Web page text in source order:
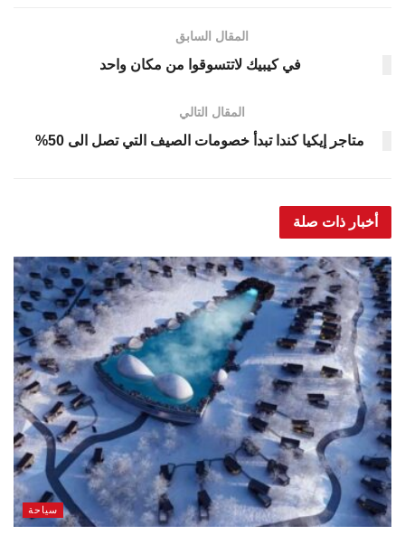
المقال السابق
في كيبيك لاتتسوقوا من مكان واحد
المقال التالي
متاجر إيكيا كندا تبدأ خصومات الصيف التي تصل الى 50%
أخبار ذات صلة
سياحة